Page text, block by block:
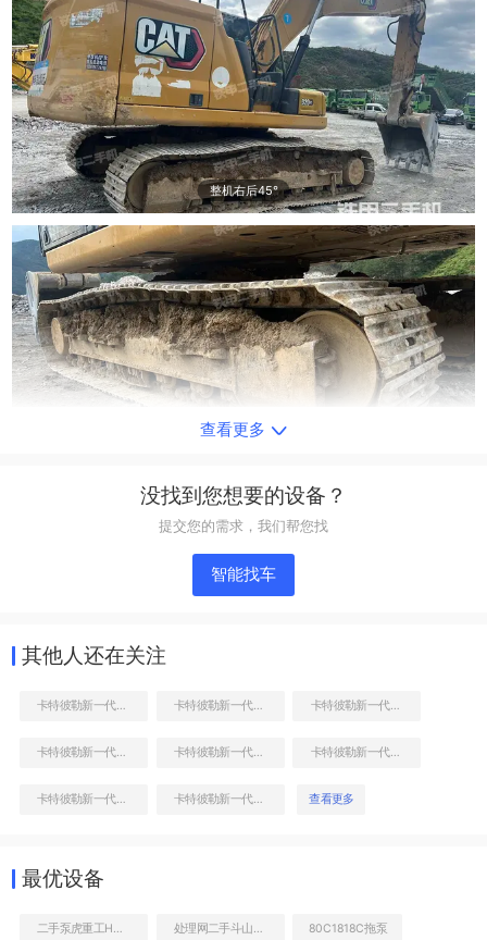
整机右后45°
液压泵舱室正面整体
查看更多
没找到您想要的设备？
提交您的需求，我们帮您找
智能找车
其他人还在关注
卡特彼勒新一代CAT®320 GC 液压挖掘机 卡特彼勒新一代CAT®320 GC 液压挖掘机 卡特彼勒新一代CAT®320 GC 液压挖掘机
卡特彼勒新一代CAT®320 GC 液压挖掘机 卡特彼勒新一代CAT®320 GC 液压挖掘机 卡特彼勒新一代CAT®320 GC 液压挖掘机
卡特彼勒新一代CAT®320 GC 液压挖掘机 卡特彼勒新一代CAT®320 GC 液压挖掘机 查看更多
最优设备
80C1818C拖泵